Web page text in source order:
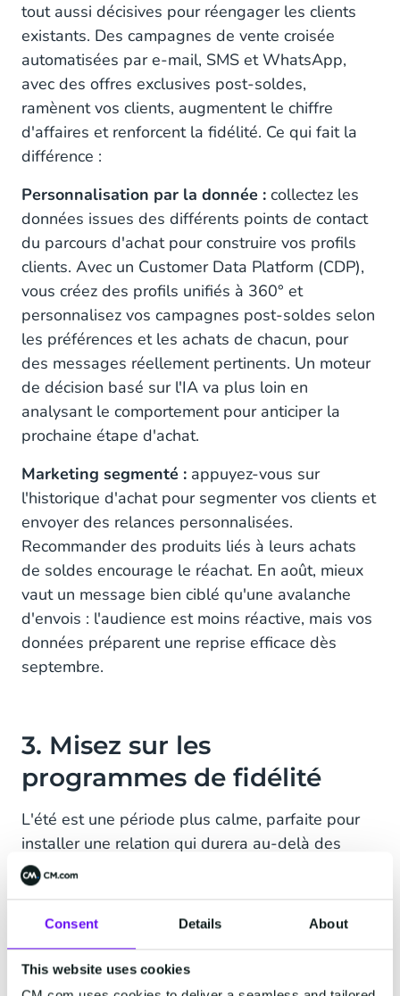
Consent Details About
This website uses cookies
tout aussi décisives pour réengager les clients
existants. Des campagnes de vente croisée
automatisées par e-mail, SMS et WhatsApp,
avec des offres exclusives post-soldes,
ramènent vos clients, augmentent le chiffre
d'affaires et renforcent la fidélité. Ce qui fait la
différence :
Personnalisation par la donnée : collectez les
données issues des différents points de contact
du parcours d'achat pour construire vos profils
clients. Avec un Customer Data Platform (CDP),
vous créez des profils unifiés à 360° et
personnalisez vos campagnes post-soldes selon
les préférences et les achats de chacun, pour
des messages réellement pertinents. Un moteur
de décision basé sur l'IA va plus loin en
analysant le comportement pour anticiper la
prochaine étape d'achat.
Marketing segmenté : appuyez-vous sur
l'historique d'achat pour segmenter vos clients et
envoyer des relances personnalisées.
Recommander des produits liés à leurs achats
de soldes encourage le réachat. En août, mieux
vaut un message bien ciblé qu'une avalanche
d'envois : l'audience est moins réactive, mais vos
données préparent une reprise efficace dès
septembre.
3. Misez sur les
programmes de fidélité
L'été est une période plus calme, parfaite pour
installer une relation qui durera au-delà des
soldes. Lancez ou mettez en avant un
programme de fidélité pour convertir les
acheteurs des soldes et leur donner une raison
Points et récompenses :